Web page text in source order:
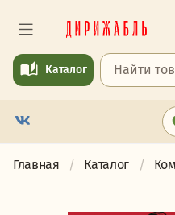
Каталог
Главная Каталог